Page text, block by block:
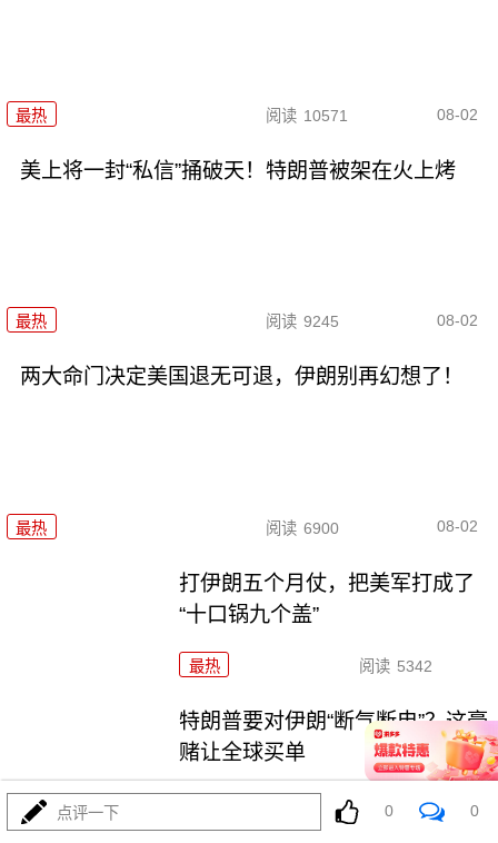
最热 阅读 10571 08-02
美上将一封“私信”捅破天！特朗普被架在火上烤
最热 阅读 9245 08-02
两大命门决定美国退无可退，伊朗别再幻想了！
最热 阅读 6900 08-02
打伊朗五个月仗，把美军打成了
“十口锅九个盖”
最热 阅读 5342
特朗普要对伊朗“断气断电”？这豪
赌让全球买单
阅读 4486
点评一下 0 0